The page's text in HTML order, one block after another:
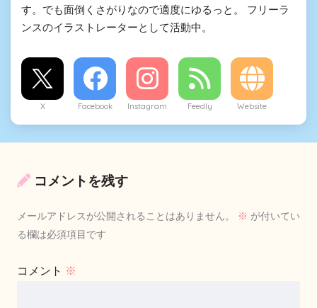
す。でも面倒くさがりなので適度にゆるっと。 フリーラ
ンスのイラストレーターとして活動中。
X Facebook Instagram Feedly Website
コメントを残す
メールアドレスが公開されることはありません。 ※ が付いてい
る欄は必須項目です
コメント ※